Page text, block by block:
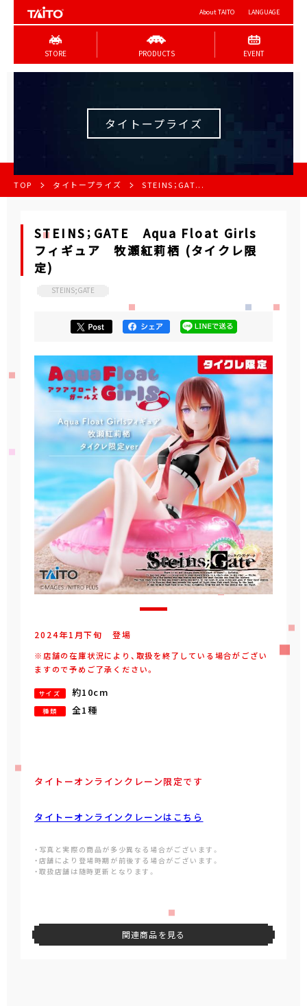
About TAITO LANGUAGE
STORE PRODUCTS EVENT
タイトープライズ
TOP タイトープライズ STEINS；GAT...
STEINS；GATE Aqua Float Girls
フィギュア 牧瀬紅莉栖 (タイクレ限
定)
STEINS;GATE
2024年1 月下旬 登場
※店舗の在庫状況により、取扱を終了している場合がござい
ますので予めご了承ください。
サイズ 約10cm
種類 全1種
タイトーオンラインクレーン限定です
タイトーオンラインクレーンはこちら
・写真と実際の商品が多少異なる場合がございます。
・店舗により登場時期が前後する場合がございます。
・取扱店舗は随時更新となります。
関連商品を見る